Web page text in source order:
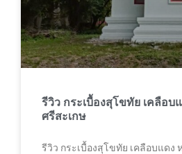
รีวิว กระเบื้องสุโขทัย เคลือบ
ศรีสะเกษ
รีวิว กระเบื้องสุโขทัย เคลือบแดง